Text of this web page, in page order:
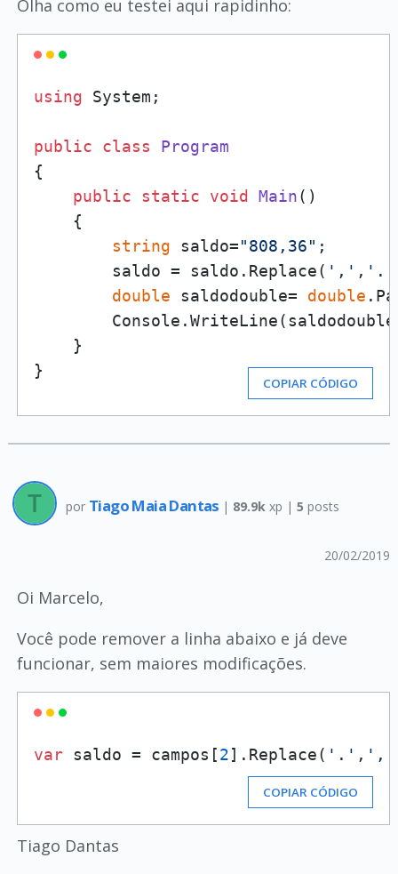
Olha como eu testei aqui rapidinho:
using System;
public class
Program
{
public
static void Main()
    {
string saldo="808,36" ;
        saldo = saldo.Replace(
',' , '.'
double saldodouble= double
    }
}
COPIAR CÓDIGO
por Tiago Maia Dantas | 89.9k xp |5 posts
20/02/2019
Oi Marcelo,
Você pode remover a linha abaixo e já deve
funcionar, sem maiores modificações.
var saldo = campos[2].Replace( '.' , ','
COPIAR CÓDIGO
Tiago Dantas